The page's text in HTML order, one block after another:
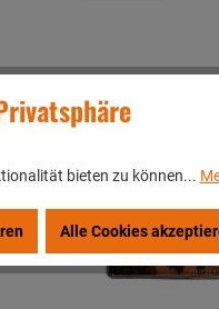
bieten zu können...
Alle Cookies